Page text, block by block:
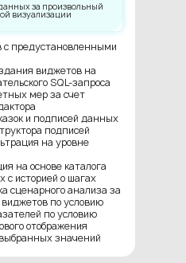
за произвольный
визуализации
с предустановленными
виджетов на
SQL-запроса
мер за счет
и подписей данных
подписей
на уровне
на основе каталога
с историей о шагах
сценарного анализа за
по условию
по условию
отображения
значений